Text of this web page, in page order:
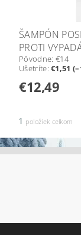
ŠAMPÓN
PROTI
Pôvodne: €14
Ušetríte:€1,51
€12,49
1 položiek celkom